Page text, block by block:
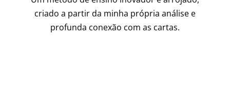
criado a partir da minha própria análise e
profunda conexão com as cartas.